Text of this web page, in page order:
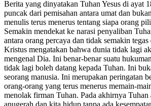
Berita yang dinyatakan Tuhan Yesus di ayat
puncak dari pemisahan antara umat dan
menulis terus menerus tentang siapa orang
Semakin mendekat ke narasi penyaliban
antara orang percaya dan tidak semakin tegas
Kristus mengatakan bahwa dunia tidak lagi
mengenal Dia. Ini benar-benar suatu
tidak lagi boleh datang kepada Tuhan. Ini
seorang manusia. Ini merupakan peringatan
orang-orang yang terus menerus memain-
menolak firman Tuhan. Pada akhirnya Tuhan